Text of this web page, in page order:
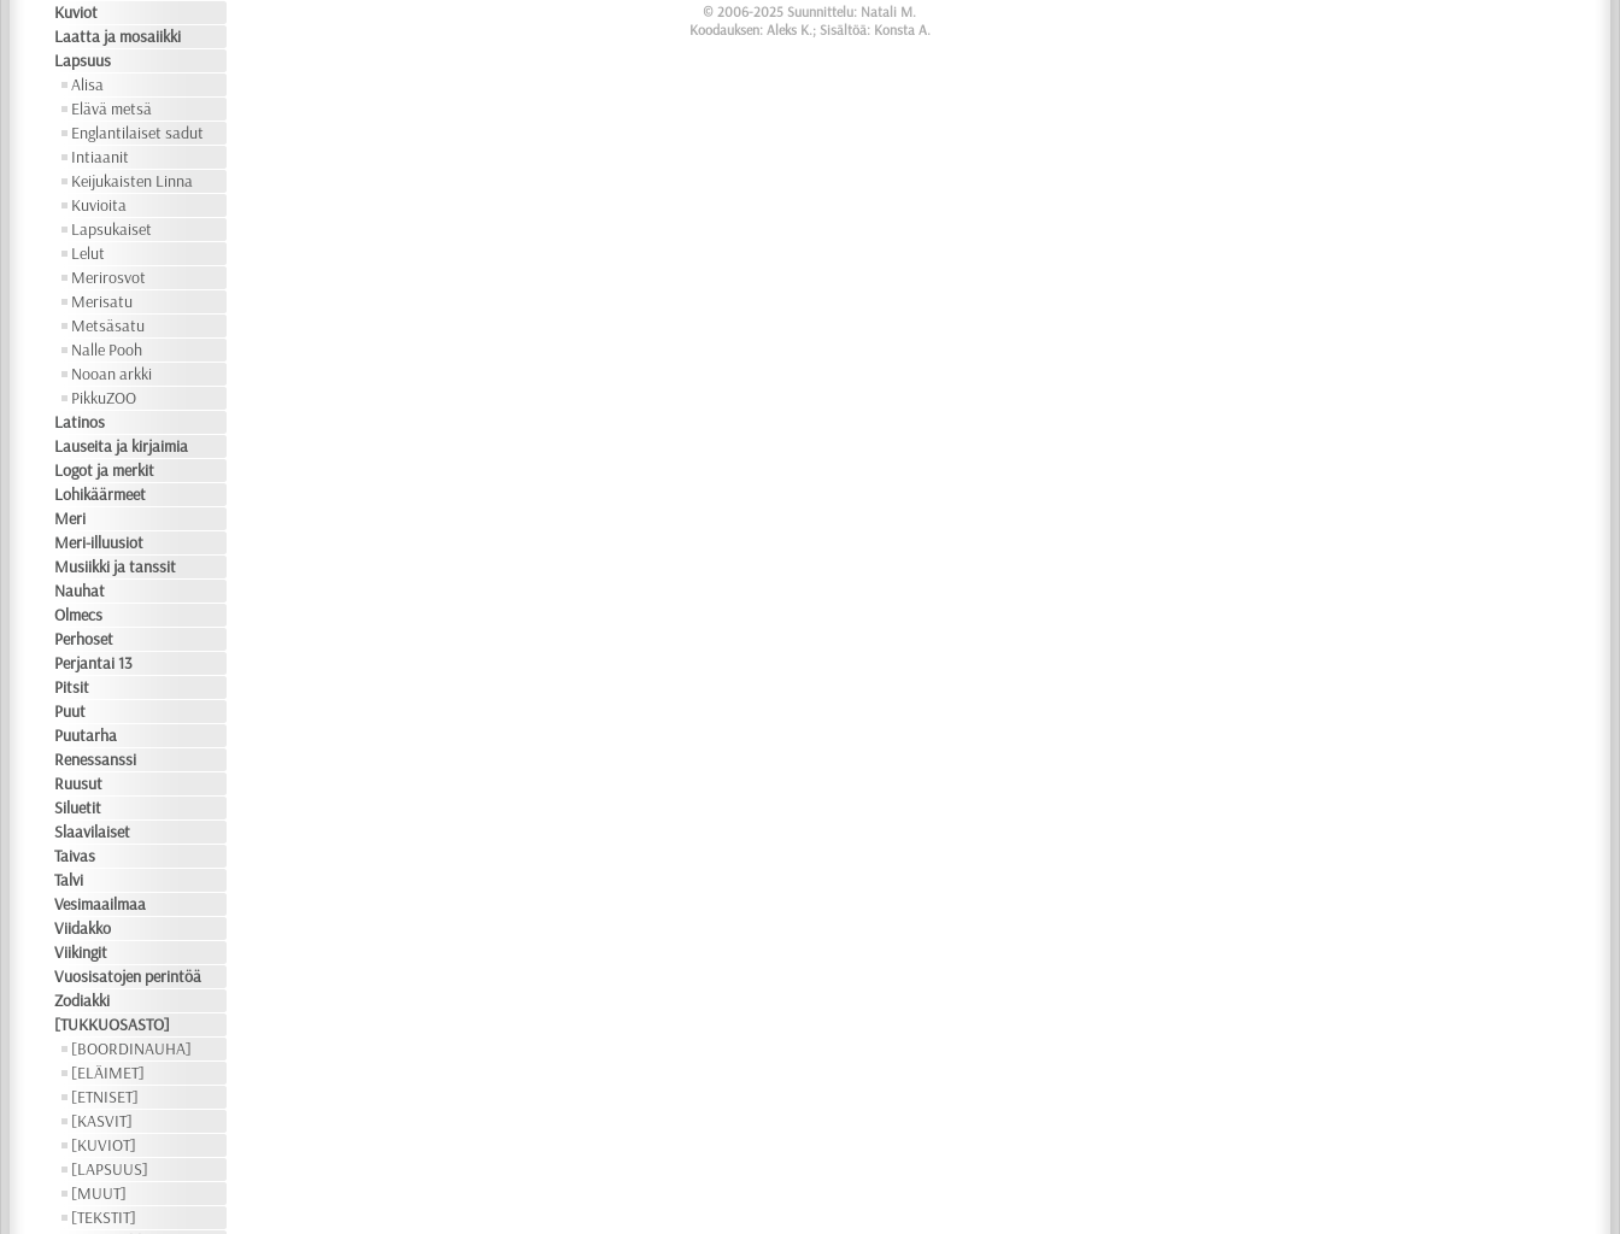
Kuviot
Laatta ja mosaiikki
Lapsuus
Alisa
Elävä metsä
Englantilaiset sadut
Intiaanit
Keijukaisten Linna
Kuvioita
Lapsukaiset
Lelut
Merirosvot
Merisatu
Metsäsatu
Nalle Pooh
Nooan arkki
PikkuZOO
Latinos
Lauseita ja kirjaimia
Logot ja merkit
Lohikäärmeet
Meri
Meri-illuusiot
Musiikki ja tanssit
Nauhat
Olmecs
Perhoset
Perjantai 13
Pitsit
Puut
Puutarha
Renessanssi
Ruusut
Siluetit
Slaavilaiset
Taivas
Talvi
Vesimaailmaa
Viidakko
Viikingit
Vuosisatojen perintöä
Zodiakki
[TUKKUOSASTO]
[BOORDINAUHA]
[ELÄIMET]
[ETNISET]
[KASVIT]
[KUVIOT]
[LAPSUUS]
[MUUT]
[TEKSTIT]
© 2006-2025 Suunnittelu: Natali M.
Koodauksen: Aleks K.; Sisältöä: Konsta A.